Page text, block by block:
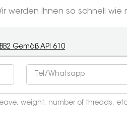
werden Ihnen so schnell wie
Gemäß API 610